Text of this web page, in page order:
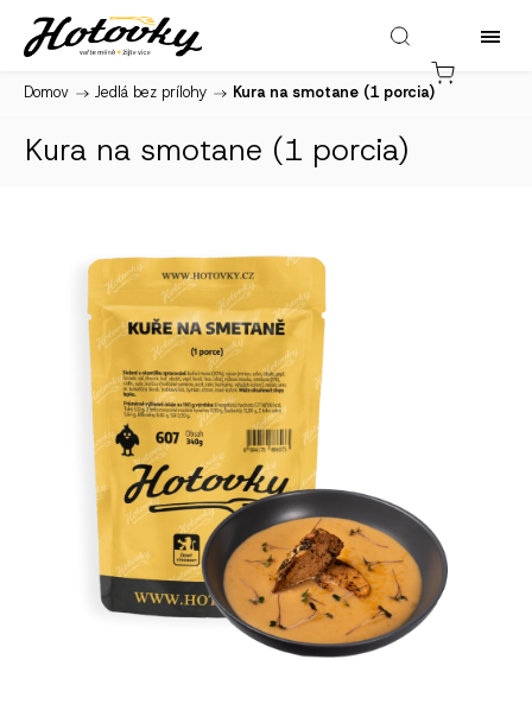
Domov / Jedlá bez prílohy / Kura na smotane (1 porcia)
Kura na smotane (1 porcia)